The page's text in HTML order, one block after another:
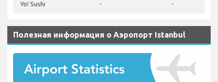
Yo! Sushi - -
Полезная информация о Аэропорт Istanbul